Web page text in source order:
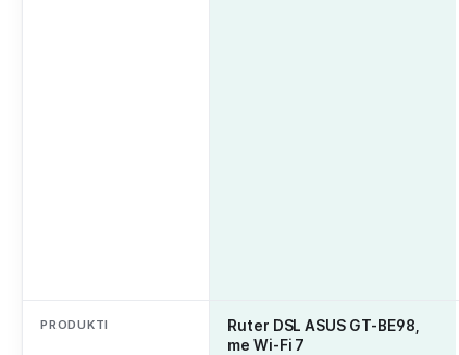
PRODUKTI
Ruter DSL ASUS GT-BE98,
me Wi-Fi 7